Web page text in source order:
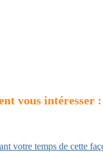
vous intéresser :
votre temps de cette